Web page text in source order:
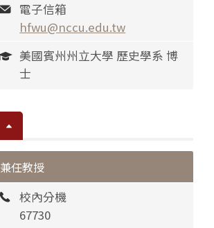
電子信箱
hfwu@nccu.edu.tw
美國賓州州立大學 歷史學系 博
士
兼任教授
校內分機
67730